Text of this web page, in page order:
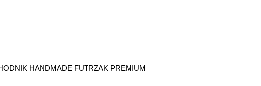
HANDMADE FUTRZAK PREMIUM